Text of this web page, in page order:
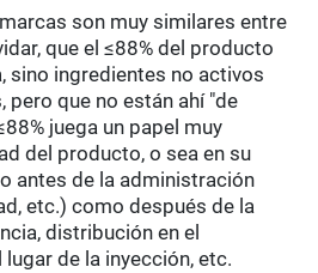
son muy similares entre
que el ≤88% del producto
sino ingredientes no activos
que no están ahí "de
juega un papel muy
del producto, o sea en su
antes de la administración
etc.) como después de la
distribución en el
de la inyección, etc.